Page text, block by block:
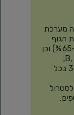
מערכת
הגוף
מספקת חלבון מלא איכותי (~65 %) וכן
ברזל, מגנזיום, ויטמינים B, E, A,
חומצות שומן חיוניות ואומגה‑3 בכל